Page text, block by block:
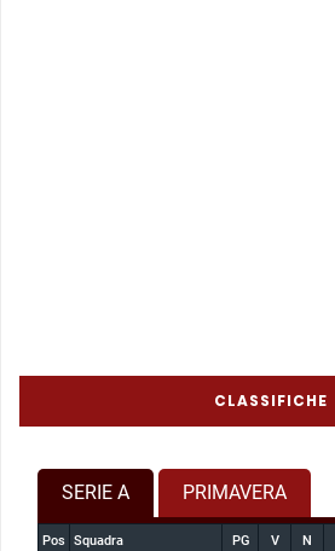
CLASSIFICHE
SERIE A PRIMAVERA
Pos Squadra PG V N